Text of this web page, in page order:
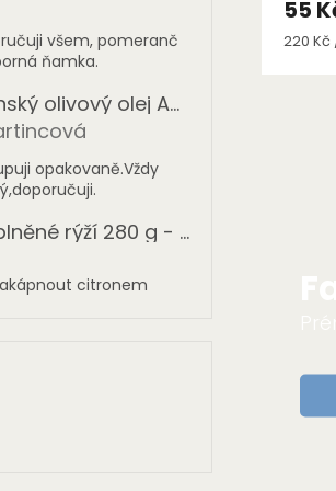
je 5 z 5 hvězdiček.
všem, pomeranč
ňamka.
Extra panenský olivový olej AGIA TRIADA 1 l - sklo
je 5 z 5 hvězdiček.
opakovaně.Vždy
Vinné listy plněné rýží 280 g - ONASSIS
je 5 z 5 hvězdiček.
citronem
55
Měrná
220 Kč